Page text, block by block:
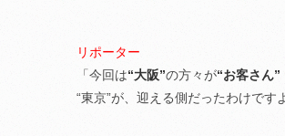
リポーター
「今回は“大阪”の方々が“お客さん”
“東京”が、迎える側だったわけです